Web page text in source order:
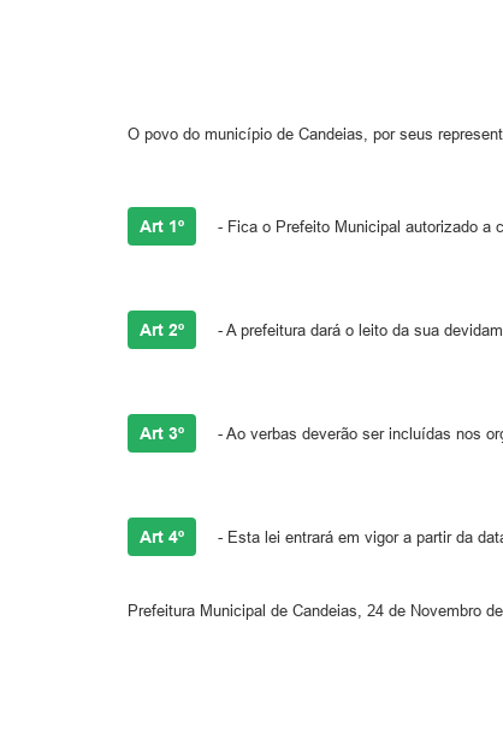
O povo do município de Candeias, por seus
Art 1º - Fica o Prefeito Municipal autorizado a
Art 2º - A prefeitura dará o leito da sua
Art 3º - Ao verbas deverão ser incluídas nos
Art 4º - Esta lei entrará em vigor a partir da
Prefeitura Municipal de Candeias, 24 de Novembro